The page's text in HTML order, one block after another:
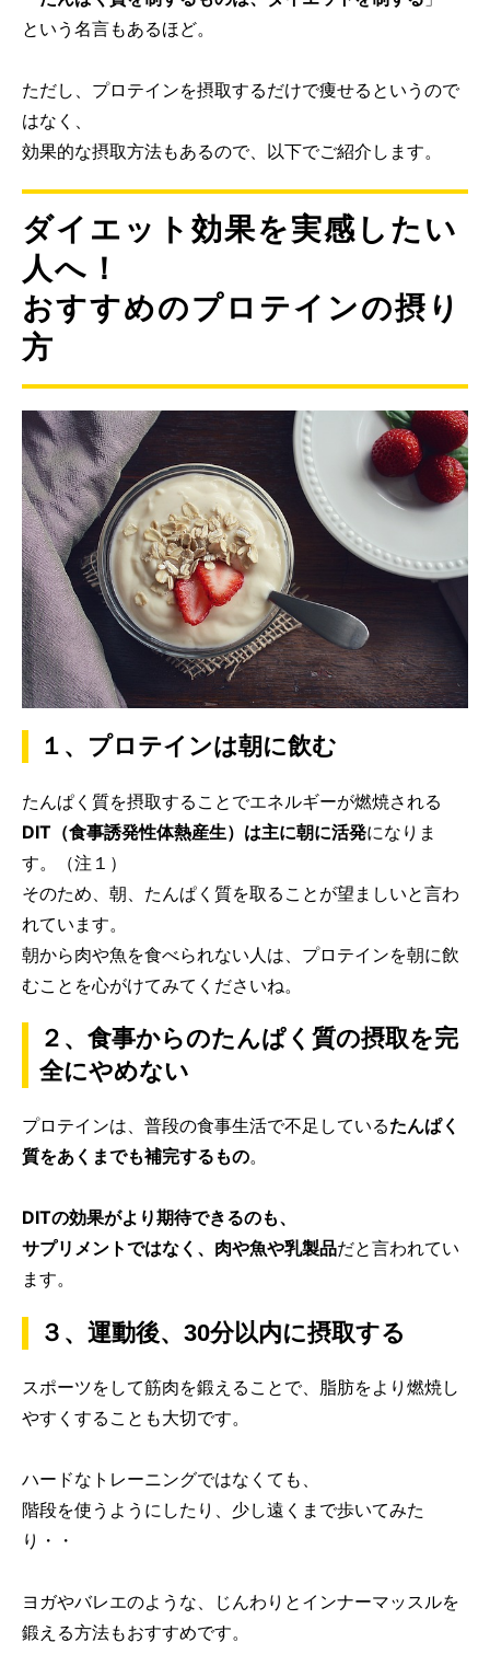
という名言もあるほど。
ただし、プロテインを摂取するだけで痩せるというので
はなく、
効果的な摂取方法もあるので、以下でご紹介します。
ダイエット効果を実感したい
人へ！
おすすめのプロテインの摂り
方
１、プロテインは朝に飲む
たんぱく質を摂取することでエネルギーが燃焼される
DIT（食事誘発性体熱産生）は主に朝に活発になりま
す。（注１）
そのため、朝、たんぱく質を取ることが望ましいと言わ
れています。
朝から肉や魚を食べられない人は、プロテインを朝に飲
むことを心がけてみてくださいね。
２、食事からのたんぱく質の摂取を完
全にやめない
プロテインは、普段の食事生活で不足しているたんぱく
質をあくまでも補完するもの。
DITの効果がより期待できるのも、
サプリメントではなく、肉や魚や乳製品だと言われてい
ます。
３、運動後、30分以内に摂取する
スポーツをして筋肉を鍛えることで、脂肪をより燃焼し
やすくすることも大切です。
ハードなトレーニングではなくても、
階段を使うようにしたり、少し遠くまで歩いてみた
り・・
ヨガやバレエのような、じんわりとインナーマッスルを
鍛える方法もおすすめです。